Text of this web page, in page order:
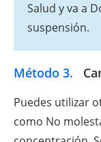
Salud y va a
suspensión.
Método 3.
Puedes utilizar
como No